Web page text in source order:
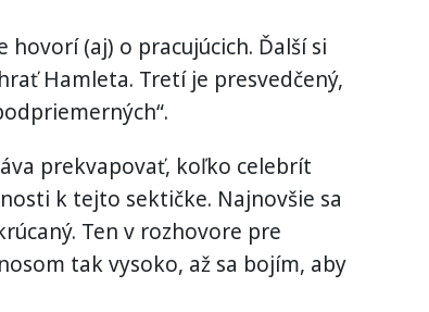
(aj) o pracujúcich. Ďalší si
Hamleta. Tretí je presvedčený,
prekvapovať, koľko celebrít
k tejto sektičke. Najnovšie sa
Ten v rozhovore pre
tak vysoko, až sa bojím, aby